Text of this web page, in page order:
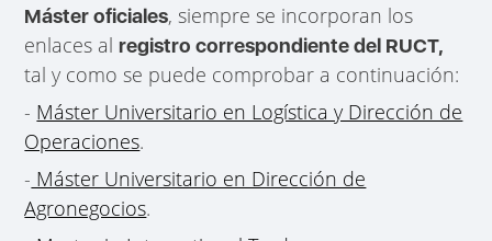
Máster oficiales, siempre se incorporan los
enlaces alregistro correspondiente del RUCT,
tal y como se puede comprobar a continuación:
- Máster Universitario en Logística y Dirección de
Operaciones.
- Máster Universitario en Dirección de
Agronegocios.